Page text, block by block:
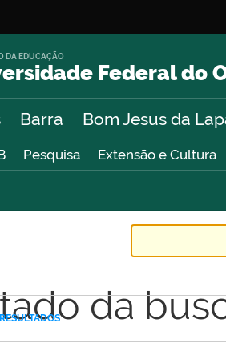
Federal do
DA EDUCAÇÃO
Barra Bom Jesus da
Pesquisa Extensão e Cultura
da